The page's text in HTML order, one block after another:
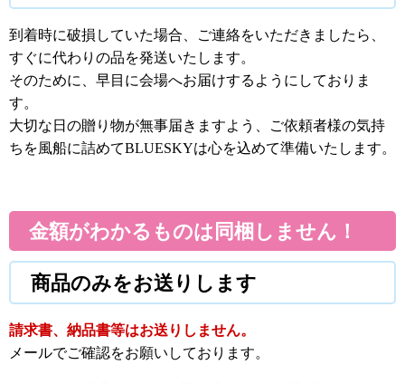
到着時に破損していた場合、ご連絡をいただきましたら、
すぐに代わりの品を発送いたします。
そのために、早目に会場へお届けするようにしておりま
す。
大切な日の贈り物が無事届きますよう、ご依頼者様の気持
ちを風船に詰めてBLUESKYは心を込めて準備いたします。
金額がわかるものは同梱しません！
商品のみをお送りします
請求書、納品書等はお送りしません。
メールでご確認をお願いしております。